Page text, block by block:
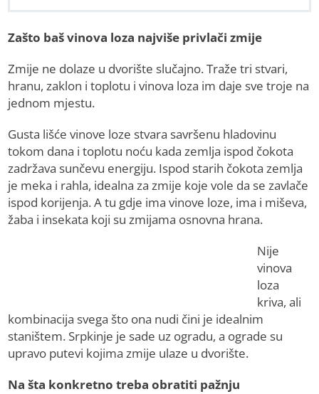
Zašto baš vinova loza najviše privlači zmije
Zmije ne dolaze u dvorište slučajno. Traže tri stvari,
hranu, zaklon i toplotu i vinova loza im daje sve troje na
jednom mjestu.
Gusta lišće vinove loze stvara savršenu hladovinu
tokom dana i toplotu noću kada zemlja ispod čokota
zadržava sunčevu energiju. Ispod starih čokota zemlja
je meka i rahla, idealna za zmije koje vole da se zavlače
ispod korijenja. A tu gdje ima vinove loze, ima i miševa,
žaba i insekata koji su zmijama osnovna hrana.
Nije
vinova
loza
kriva, ali
kombinacija svega što ona nudi čini je idealnim
staništem. Srpkinje je sade uz ogradu, a ograde su
upravo putevi kojima zmije ulaze u dvorište.
Na šta konkretno treba obratiti pažnju